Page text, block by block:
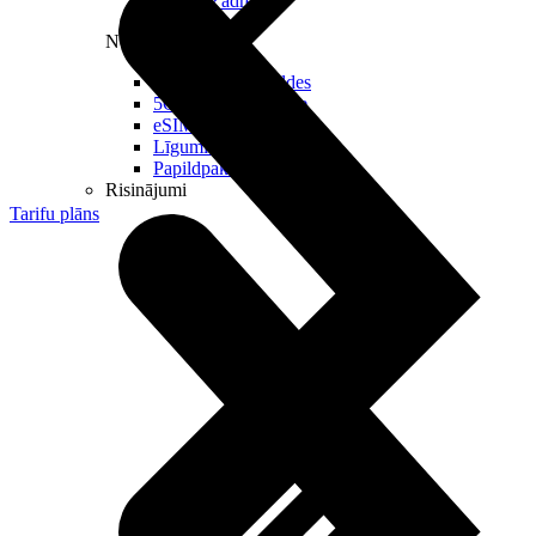
Noderīgi
Jautājumi un atbildes
5G pārklājuma karte
eSIM tehnoloģija
Līgumi un noteikumi
Papildpakalpojumi
Risinājumi
Tarifu plāns